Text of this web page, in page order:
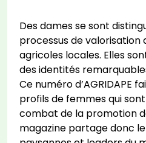
Des dames se sont
processus de valorisation
agricoles locales. Elles
des identités
Ce numéro d’AGRIDAPE
profils de femmes qui
combat de la promotion
magazine partage donc